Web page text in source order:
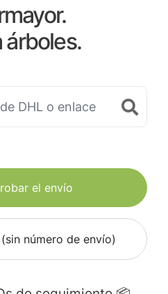
árboles.
el envío
número de envío)